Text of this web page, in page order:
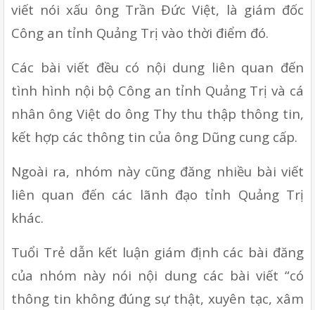
viết nói xấu ông Trần Đức Việt, là giám đốc
Công an tỉnh Quảng Trị vào thời điểm đó.
Các bài viết đều có nội dung liên quan đến
tình hình nội bộ Công an tỉnh Quảng Trị và cá
nhân ông Việt do ông Thy thu thập thông tin,
kết hợp các thông tin của ông Dũng cung cấp.
Ngoài ra, nhóm này cũng đăng nhiều bài viết
liên quan đến các lãnh đạo tỉnh Quảng Trị
khác.
Tuổi Trẻ dẫn kết luận giám định các bài đăng
của nhóm này nói nội dung các bài viết “có
thông tin không đúng sự thật, xuyên tạc, xâm